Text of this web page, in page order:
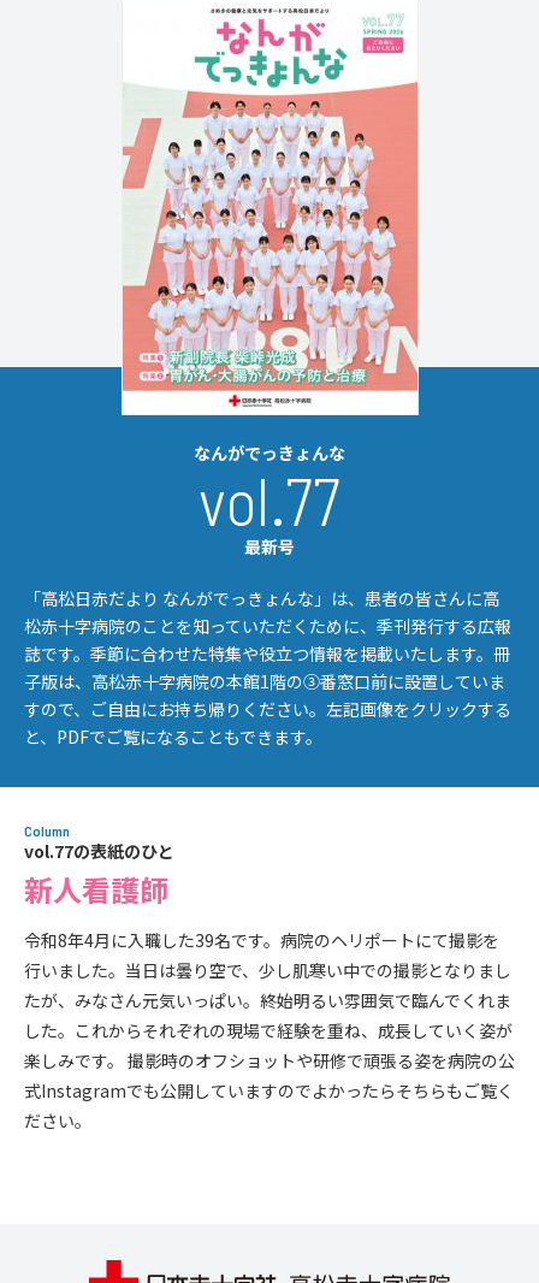
なんがでっきょんな
vol.77
最新号
「高松日赤だより なんがでっきょんな」は、患者の皆さんに高
松赤十字病院のことを知っていただくために、季刊発行する広報
誌です。季節に合わせた特集や役立つ情報を掲載いたします。冊
子版は、高松赤十字病院の本館1階の③番窓口前に設置していま
すので、ご自由にお持ち帰りください。左記画像をクリックする
と、PDFでご覧になることもできます。
Column
vol.77の表紙のひと
新人看護師
令和8年4月に入職した39名です。病院のヘリポートにて撮影を
行いました。当日は曇り空で、少し肌寒い中での撮影となりまし
たが、みなさん元気いっぱい。終始明るい雰囲気で臨んでくれま
した。これからそれぞれの現場で経験を重ね、成長していく姿が
楽しみです。 撮影時のオフショットや研修で頑張る姿を病院の公
式Instagramでも公開していますのでよかったらそちらもご覧く
ださい。